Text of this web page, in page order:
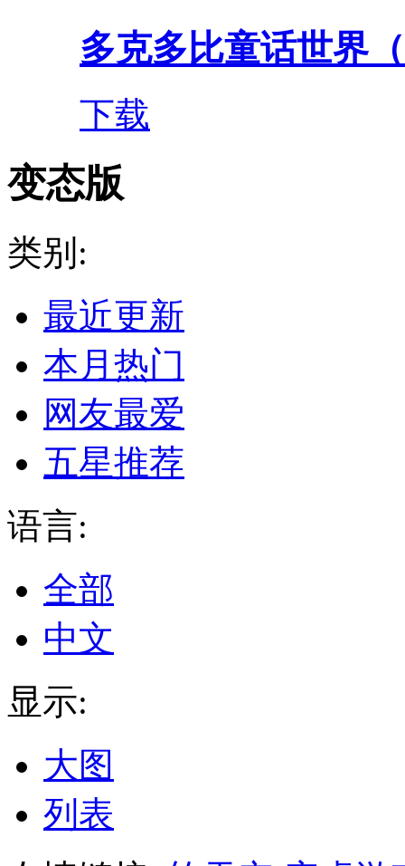
多克多比童话世界
下载
变态版
类别:
最近更新
本月热门
网友最爱
五星推荐
语言:
全部
中文
显示:
大图
列表